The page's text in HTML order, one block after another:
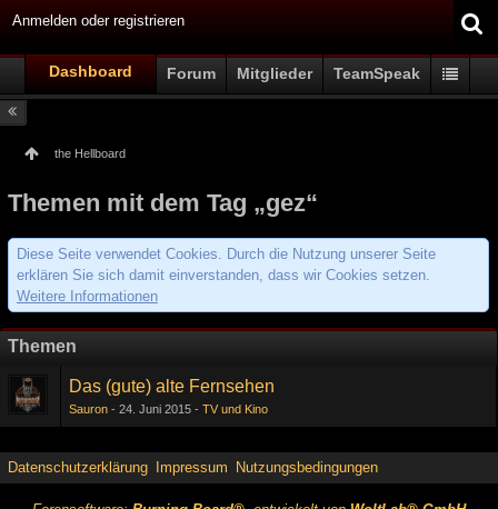
Anmelden oder registrieren
Dashboard Forum Mitglieder TeamSpeak
the Hellboard
Themen mit dem Tag „gez“
Diese Seite verwendet Cookies. Durch die Nutzung unserer Seite
erklären Sie sich damit einverstanden, dass wir Cookies setzen.
Weitere Informationen
Themen
Das (gute) alte Fernsehen
Sauron 24. Juni 2015 TV und Kino
Datenschutzerklärung Impressum Nutzungsbedingungen